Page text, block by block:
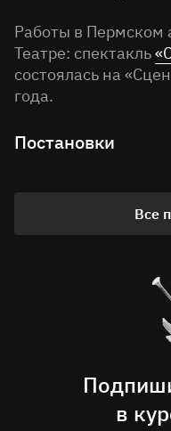
Работы в Пермском
Театре: спектакль
состоялась на
года.
Постановки
Все
в